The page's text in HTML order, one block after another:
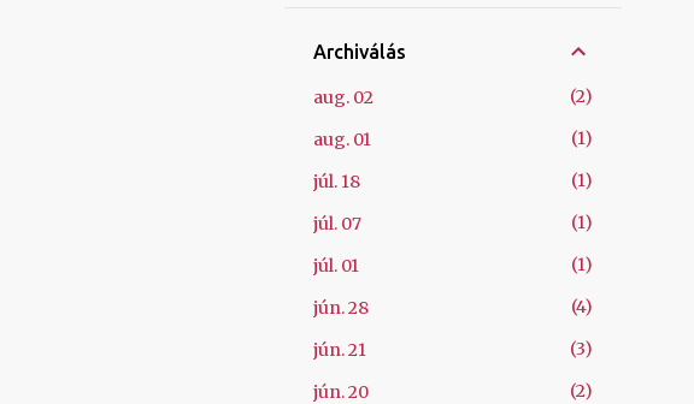
Archiválás
aug. 02
2
aug. 01
1
júl. 18
1
júl. 07
1
júl. 01
1
jún. 28
4
jún. 21
3
jún. 20
2